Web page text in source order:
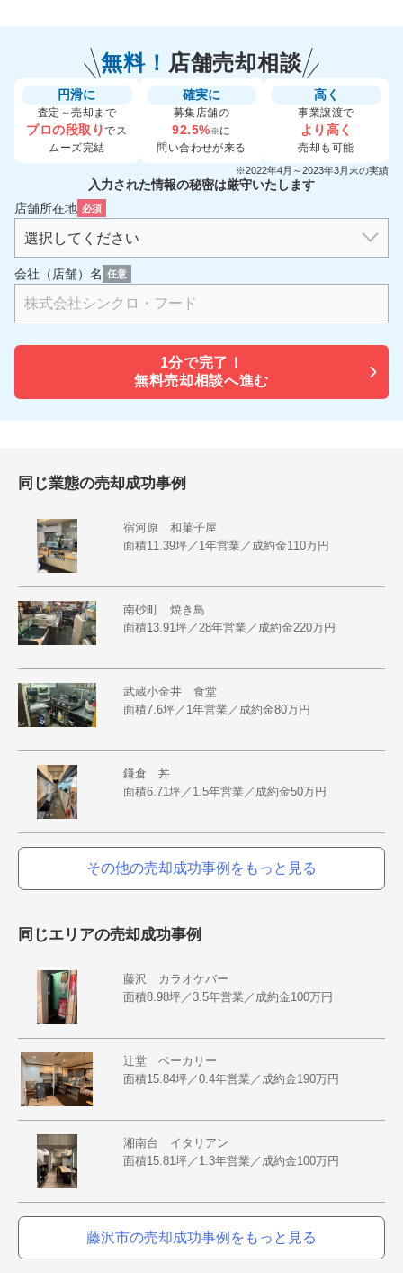
無料！ 店舗売却相談
円滑に
査定～売却まで
プロの段取りでス
ムーズ完結
確実に
募集店舗の
92.5%※に
問い合わせが来る
高く
事業譲渡で
より高く
売却も可能
※2022年4月～2023年3月末の実績
入力された情報の秘密は厳守いたします
店舗所在地 必須
会社（店舗）名 任意
1分で完了！
無料売却相談へ進む
同じ業態の売却成功事例
宿河原 和菓子屋
面積11.39坪／1年営業／成約金110万円
南砂町 焼き鳥
面積13.91坪／28年営業／成約金220万円
武蔵小金井 食堂
面積7.6坪／1年営業／成約金80万円
鎌倉 丼
面積6.71坪／1.5年営業／成約金50万円
その他の売却成功事例をもっと見る
同じエリアの売却成功事例
藤沢 カラオケバー
面積8.98坪／3.5年営業／成約金100万円
辻堂 ベーカリー
面積15.84坪／0.4年営業／成約金190万円
湘南台 イタリアン
面積15.81坪／1.3年営業／成約金100万円
藤沢市の売却成功事例をもっと見る